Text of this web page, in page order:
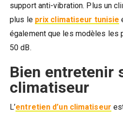
support anti-vibration. Plus un
plus le prix climatiseur tunisie
également que les modèles les
50 dB.
Bien entretenir
climatiseur
L’entretien d’un climatiseur